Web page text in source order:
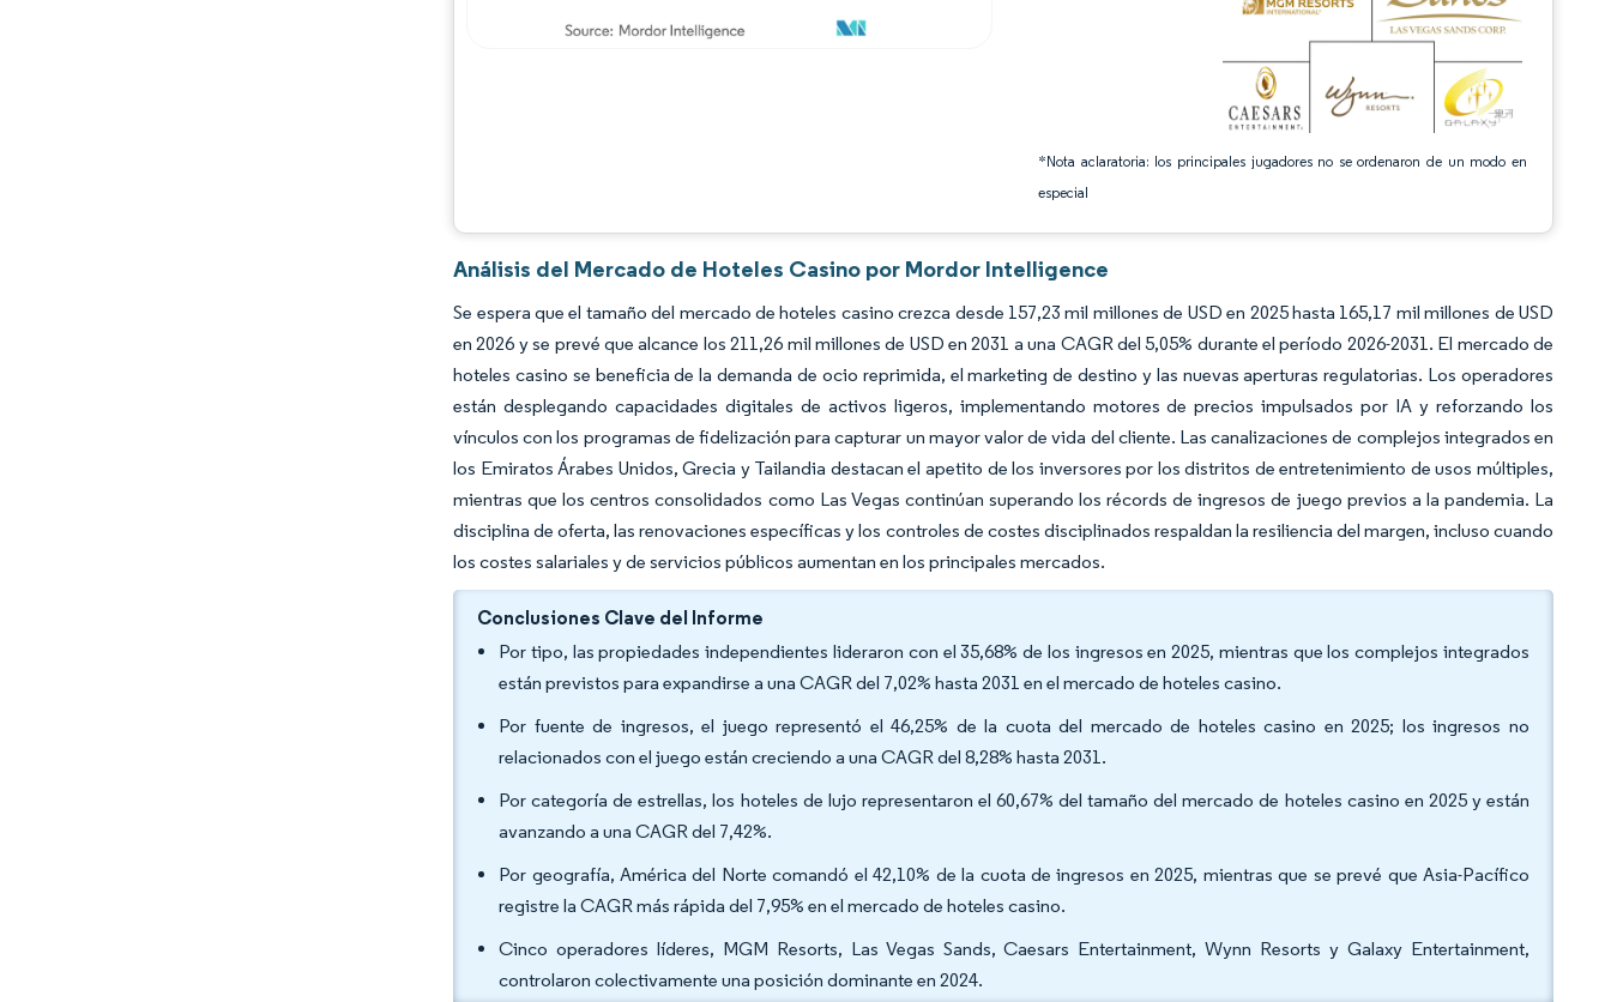
*Nota aclaratoria: los principales jugadores no se ordenaron de un modo en
especial
Análisis del Mercado de Hoteles Casino por Mordor Intelligence
Se espera que el tamaño del mercado de hoteles casino crezca desde 157,23 mil millones de USD en 2025 hasta 165,17 mil millones de USD
en 2026 y se prevé que alcance los 211,26 mil millones de USD en 2031 a una CAGR del 5,05% durante el período 2026-2031. El mercado de
hoteles casino se beneficia de la demanda de ocio reprimida, el marketing de destino y las nuevas aperturas regulatorias. Los operadores
están desplegando capacidades digitales de activos ligeros, implementando motores de precios impulsados por IA y reforzando los
vínculos con los programas de fidelización para capturar un mayor valor de vida del cliente. Las canalizaciones de complejos integrados en
los Emiratos Árabes Unidos, Grecia y Tailandia destacan el apetito de los inversores por los distritos de entretenimiento de usos múltiples,
mientras que los centros consolidados como Las Vegas continúan superando los récords de ingresos de juego previos a la pandemia. La
disciplina de oferta, las renovaciones específicas y los controles de costes disciplinados respaldan la resiliencia del margen, incluso cuando
los costes salariales y de servicios públicos aumentan en los principales mercados.
Conclusiones Clave del Informe
Por tipo, las propiedades independientes lideraron con el 35,68% de los ingresos en 2025, mientras que los complejos integrados
están previstos para expandirse a una CAGR del 7,02% hasta 2031 en el mercado de hoteles casino.
Por fuente de ingresos, el juego representó el 46,25% de la cuota del mercado de hoteles casino en 2025; los ingresos no
relacionados con el juego están creciendo a una CAGR del 8,28% hasta 2031.
Por categoría de estrellas, los hoteles de lujo representaron el 60,67% del tamaño del mercado de hoteles casino en 2025 y están
avanzando a una CAGR del 7,42%.
Por geografía, América del Norte comandó el 42,10% de la cuota de ingresos en 2025, mientras que se prevé que Asia-Pacífico
registre la CAGR más rápida del 7,95% en el mercado de hoteles casino.
Cinco operadores líderes, MGM Resorts, Las Vegas Sands, Caesars Entertainment, Wynn Resorts y Galaxy Entertainment,
controlaron colectivamente una posición dominante en 2024.